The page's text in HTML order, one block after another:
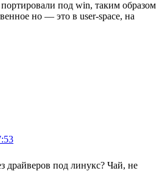
под win, таким образом
но — это в user-space, на
драйверов под линукс? Чай, не